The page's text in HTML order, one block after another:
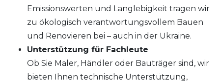
Emissionswerten und Langlebigkeit tragen wir
zu ökologisch verantwortungsvollem Bauen
und Renovieren bei – auch in der Ukraine.
Unterstützung für Fachleute
Ob Sie Maler, Händler oder Bauträger sind, wir
bieten Ihnen technische Unterstützung,